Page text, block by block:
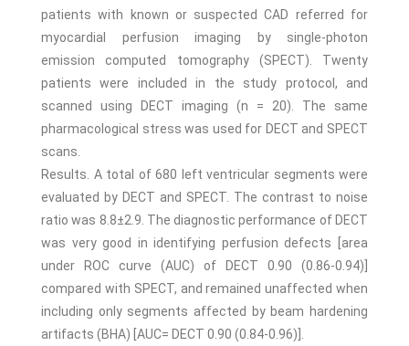
patients with known or suspected CAD referred for
myocardial perfusion imaging by single-photon
emission computed tomography (SPECT). Twenty
patients were included in the study protocol, and
scanned using DECT imaging (n = 20). The same
pharmacological stress was used for DECT and SPECT
scans.
Results. A total of 680 left ventricular segments were
evaluated by DECT and SPECT. The contrast to noise
ratio was 8.8±2.9. The diagnostic performance of DECT
was very good in identifying perfusion defects [area
under ROC curve (AUC) of DECT 0.90 (0.86-0.94)]
compared with SPECT, and remained unaffected when
including only segments affected by beam hardening
artifacts (BHA) [AUC= DECT 0.90 (0.84-0.96)].